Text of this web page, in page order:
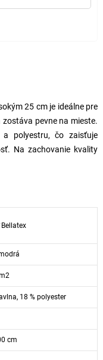
25 cm je ideálne pre
pevne na mieste.
a polyestru, čo zaisťuje
Na zachovanie kvality
Bellatex
18 % polyester
cm